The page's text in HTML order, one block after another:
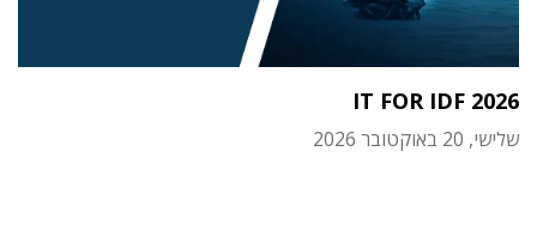
IT FOR IDF 2026
שלישי, 20 באוקטובר 2026